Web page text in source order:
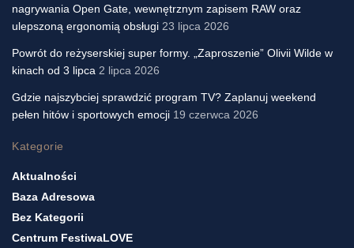
nagrywania Open Gate, wewnętrznym zapisem RAW oraz
ulepszoną ergonomią obsługi 23 lipca 2026
Powrót do reżyserskiej super formy. „Zaproszenie” Olivii Wilde w
kinach od 3 lipca 2 lipca 2026
Gdzie najszybciej sprawdzić program TV? Zaplanuj weekend
pełen hitów i sportowych emocji 19 czerwca 2026
Kategorie
Aktualności
Baza Adresowa
Bez Kategorii
Centrum FestiwaLOVE